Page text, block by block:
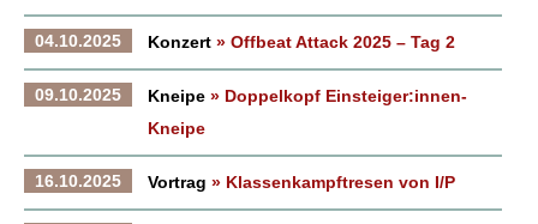
04.10.2025 Konzert » Offbeat Attack 2025 – Tag 2
09.10.2025 Kneipe » Doppelkopf Einsteiger:innen-
Kneipe
16.10.2025 Vortrag » Klassenkampftresen von I/P